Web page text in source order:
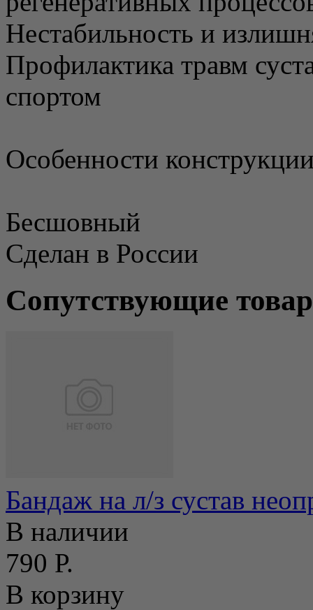
Нестабильность и
Профилактика травм
спортом
Особенности
Бесшовный
Сделан в России
Сопутствующие
Бандаж на л/з сустав
В наличии
790 Р.
В корзину